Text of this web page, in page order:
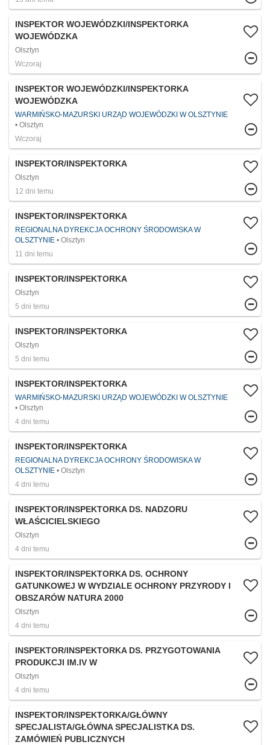
INSPEKTOR WOJEWÓDZKI/INSPEKTORKA
WOJEWÓDZKA
Olsztyn
Wczoraj
INSPEKTOR WOJEWÓDZKI/INSPEKTORKA
WOJEWÓDZKA
WARMIŃSKO-MAZURSKI URZĄD WOJEWÓDZKI W OLSZTYNIE
Olsztyn
Wczoraj
INSPEKTOR/INSPEKTORKA
Olsztyn
12 dni temu
INSPEKTOR/INSPEKTORKA
REGIONALNA DYREKCJA OCHRONY ŚRODOWISKA W
OLSZTYNIE
Olsztyn
11 dni temu
INSPEKTOR/INSPEKTORKA
Olsztyn
5 dni temu
INSPEKTOR/INSPEKTORKA
Olsztyn
5 dni temu
INSPEKTOR/INSPEKTORKA
WARMIŃSKO-MAZURSKI URZĄD WOJEWÓDZKI W OLSZTYNIE
Olsztyn
4 dni temu
INSPEKTOR/INSPEKTORKA
REGIONALNA DYREKCJA OCHRONY ŚRODOWISKA W
OLSZTYNIE
Olsztyn
4 dni temu
INSPEKTOR/INSPEKTORKA DS. NADZORU
WŁAŚCICIELSKIEGO
Olsztyn
4 dni temu
INSPEKTOR/INSPEKTORKA DS. OCHRONY
GATUNKOWEJ W WYDZIALE OCHRONY PRZYRODY I
OBSZARÓW NATURA 2000
Olsztyn
4 dni temu
INSPEKTOR/INSPEKTORKA DS. PRZYGOTOWANIA
PRODUKCJI IM.IV W
Olsztyn
4 dni temu
INSPEKTOR/INSPEKTORKA/GŁÓWNY
SPECJALISTA/GŁÓWNA SPECJALISTKA DS.
ZAMÓWIEŃ PUBLICZNYCH